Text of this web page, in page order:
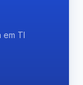
em TI